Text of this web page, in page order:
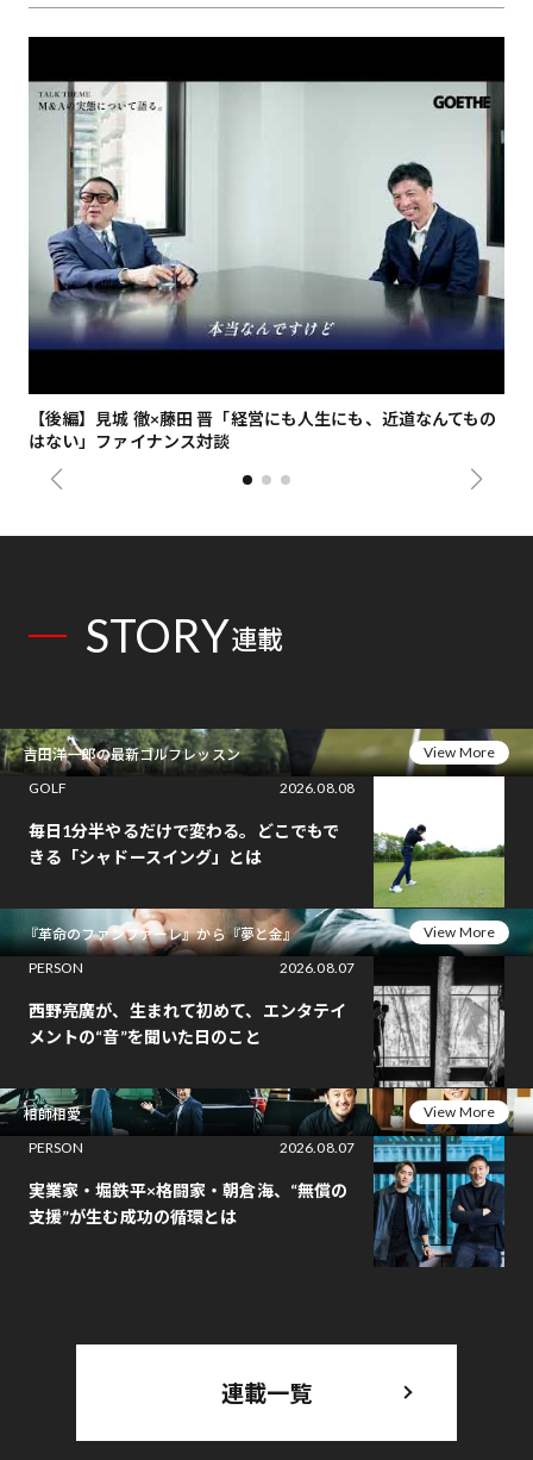
【後編】見城 徹×藤田 晋「経営にも人生にも、近道なんてもの
はない」ファイナンス対談
STORY連載
吉田洋一郎の最新ゴルフレッスン
View More
GOLF
2026.08.08
毎日1分半やるだけで変わる。どこでもで
きる「シャドースイング」とは
『革命のファンファーレ』から『夢と金』
View More
PERSON
2026.08.07
西野亮廣が、生まれて初めて、エンタテイ
メントの“音”を聞いた日のこと
相師相愛
View More
PERSON
2026.08.07
実業家・堀鉄平×格闘家・朝倉海、“無償の
支援”が生む成功の循環とは
連載一覧